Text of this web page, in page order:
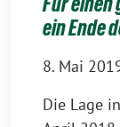
ein Ende
8. Mai
Die Lage